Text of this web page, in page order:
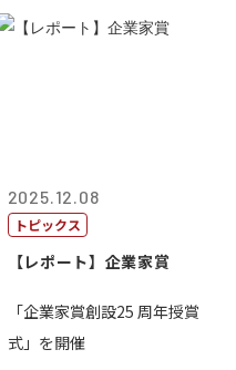
2025.12.08
トピックス
【レポート】企業家賞
「企業家賞創設25 周年授賞
式」を開催